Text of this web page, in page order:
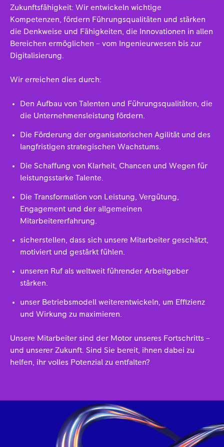
Zukunftsfähigkeit: Wir entwickeln wichtige
Kompetenzen, fördern Führungsqualitäten und stärken
die Denkweise und Fähigkeiten, die Innovationen in allen
Bereichen ermöglichen – vom Ingenieurwesen bis zur
Digitalisierung.
Wir erreichen dies durch:
Den Aufbau von Talenten und Führungsqualitäten, die
die Unternehmensleistung fördern.
Die Förderung der organisatorischen Agilität und des
langfristigen strategischen Wachstums.
Die Schaffung von Klarheit, Chancen und Wegen für
leistungsstarke Talente.
Die Transformation von Leistung, Vergütung,
Engagement und der allgemeinen
Mitarbeitererfahrung.
sicherstellen, dass sich unsere Mitarbeiter geschätzt,
motiviert und gestärkt fühlen.
unseren Ruf als weltweit führender Arbeitgeber
stärken.
unser Betriebsmodell weiterentwickeln, um Effizienz
und Wirkung zu maximieren.
Unsere Mitarbeiter sind der Motor unseres Fortschritts –
und unserer Zukunft. Sind Sie bereit, ihnen dabei zu
helfen, ihr volles Potenzial zu entfalten?